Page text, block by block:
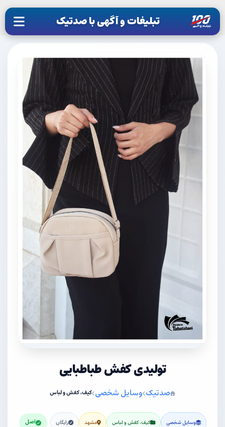
تبلیغات و آگهی با صدتیک
تولیدی کفش طباطبایی
صدتیک وسایل شخصی کیف، کفش و لباس
وسایل شخصی کیف، کفش و لباس مشهد رایگان اصل